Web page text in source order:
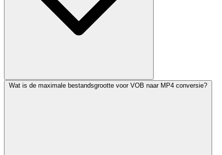
Wat is de maximale bestandsgrootte voor VOB naar MP4 conversie?